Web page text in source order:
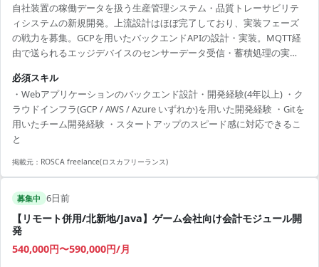
自社装置の稼働データを扱う生産管理システム・品質トレーサビリテ
ィシステムの新規開発。上流設計はほぼ完了しており、実装フェーズ
の戦力を募集。GCPを用いたバックエンドAPIの設計・実装。MQTT経
由で送られるエッジデバイスのセンサーデータ受信・蓄積処理の実
ド向けAPI開発。ユニットテスト/結合テスト整備、CI/CDパイプライン
構築・運用。チーム内でのコードレビュー・ペアプログラミング。
必須スキル
・Webアプリケーションのバックエンド設計・開発経験(4年以上) ・ク
ラウドインフラ(GCP / AWS / Azure いずれか)を用いた開発経験 ・Gitを
用いたチーム開発経験 ・スタートアップのスピード感に対応できるこ
と
掲載元： ROSCA freelance(ロスカフリーランス)
募集中 6日前
【リモート併用/北新地/Java】ゲーム会社向け会計モジュール開
発
540,000円〜590,000円/月